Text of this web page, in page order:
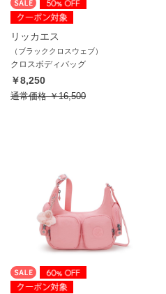
リッカエス
（ブラッククロスウェブ）
クロスボディバッグ
￥8,250
通常価格￥16,500